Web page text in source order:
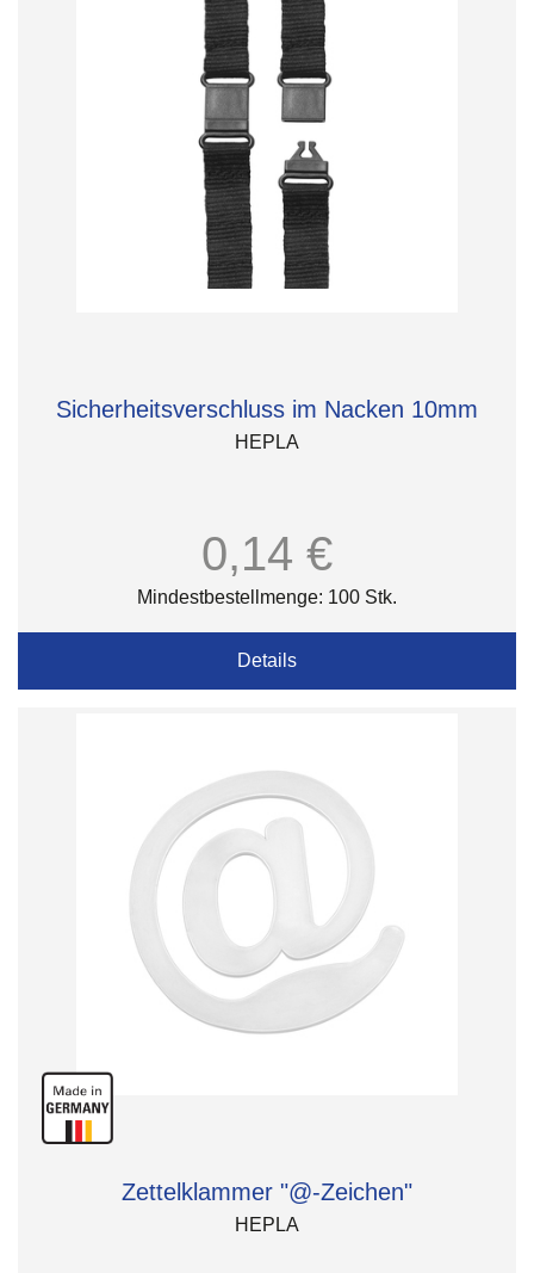
Sicherheitsverschluss im Nacken 10mm
HEPLA
0,14 €
Mindestbestellmenge: 100 Stk.
Details
Zettelklammer "@-Zeichen"
HEPLA